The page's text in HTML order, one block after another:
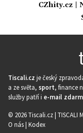
CZhity.cz
Tiscali.cz je český
a ze světa, sport, finance
služby patří i e-mail
© 2026 Tiscali.cz | TISCALI
O nás| Kodex